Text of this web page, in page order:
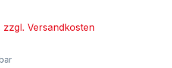
Versandkosten